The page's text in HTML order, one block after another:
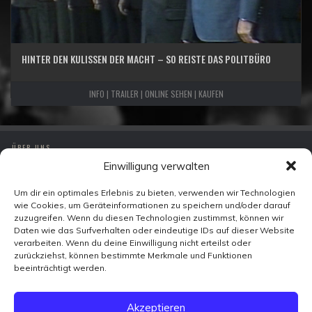
Einwilligung verwalten
Um dir ein optimales Erlebnis zu bieten, verwenden wir Technologien
wie Cookies, um Geräteinformationen zu speichern und/oder darauf
zuzugreifen. Wenn du diesen Technologien zustimmst, können wir
Daten wie das Surfverhalten oder eindeutige IDs auf dieser Website
verarbeiten. Wenn du deine Einwilligung nicht erteilst oder
zurückziehst, können bestimmte Merkmale und Funktionen
beeinträchtigt werden.
Akzeptieren
HINTER DEN KULISSEN DER MACHT – SO REISTE DAS POLITBÜRO
INFO | TRAILER | ONLINE SEHEN | KAUFEN
ÜBER UNS
DATENSCHUTZ
KONTAKT
Zeitzeugen-TV
Ohmstraße 7
10179 Berlin
FACEBOOK